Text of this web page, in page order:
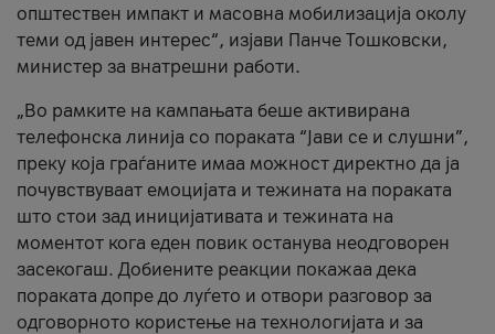
општествен импакт и масовна мобилизација околу
теми од јавен интерес“, изјави Панче Тошковски,
министер за внатрешни работи.
„Во рамките на кампањата беше активирана
телефонска линија со пораката “Јави се и слушни”,
преку која граѓаните имаа можност директно да ја
почувствуваат емоцијата и тежината на пораката
што стои зад иницијативата и тежината на
моментот кога еден повик останува неодговорен
засекогаш. Добиените реакции покажаа дека
пораката допре до луѓето и отвори разговор за
одговорното користење на технологијата и за